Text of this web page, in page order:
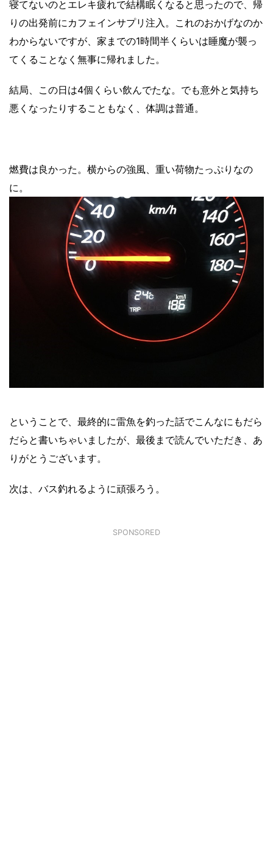
寝てないのとエレキ疲れで結構眠くなると思ったので、帰
りの出発前にカフェインサプリ注入。これのおかげなのか
わからないですが、家までの1時間半くらいは睡魔が襲っ
てくることなく無事に帰れました。
結局、この日は4個くらい飲んでたな。でも意外と気持ち
悪くなったりすることもなく、体調は普通。
燃費は良かった。横からの強風、重い荷物たっぷりなの
に。
ということで、最終的に雷魚を釣った話でこんなにもだら
だらと書いちゃいましたが、最後まで読んでいただき、あ
りがとうございます。
次は、バス釣れるように頑張ろう。
SPONSORED